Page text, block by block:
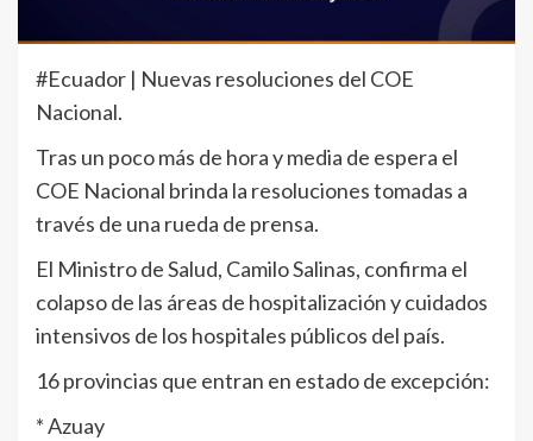
#Ecuador | Nuevas resoluciones del COE
Nacional.
Tras un poco más de hora y media de espera el
COE Nacional brinda la resoluciones tomadas a
través de una rueda de prensa.
El Ministro de Salud, Camilo Salinas, confirma el
colapso de las áreas de hospitalización y cuidados
intensivos de los hospitales públicos del país.
16 provincias que entran en estado de excepción:
* Azuay